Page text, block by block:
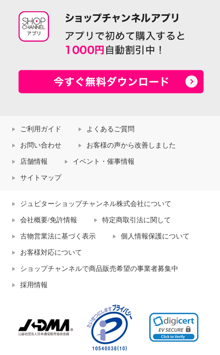
ご利用ガイド よくあるご質問
お問い合わせ お客様の声から改善しました
店舗情報 イベント・催事情報
サイトマップ
ジュピターショップチャンネル株式会社について
会社概要/免許情報 特定商取引法に関して
古物営業法に基づく表示 個人情報保護について
お客様対応について
ショップチャンネルで商品販売希望の事業者募集中
採用情報